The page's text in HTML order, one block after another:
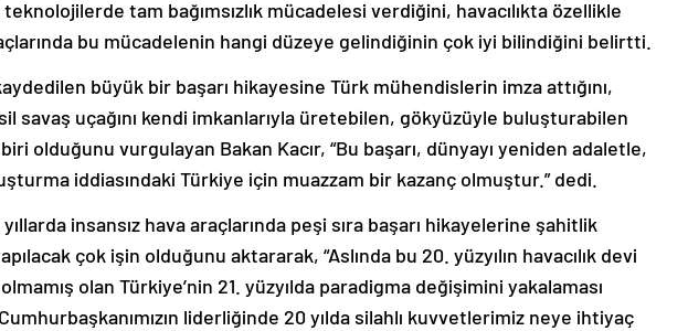
tam bağımsızlık mücadelesi verdiğini, havacılıkta özellikle
bu mücadelenin hangi düzeye gelindiğinin çok iyi bilindiğini belirtti.
büyük bir başarı hikayesine Türk mühendislerin imza attığını,
savaş uçağını kendi imkanlarıyla üretebilen, gökyüzüyle buluşturabilen
olduğunu vurgulayan Bakan Kacır, “Bu başarı, dünyayı yeniden adaletle,
iddiasındaki Türkiye için muazzam bir kazanç olmuştur.” dedi.
yıllarda insansız hava araçlarında peşi sıra başarı hikayelerine şahitlik
çok işin olduğunu aktararak, “Aslında bu 20. yüzyılın havacılık devi
olan Türkiye’nin 21. yüzyılda paradigma değişimini yakalaması
liderliğinde 20 yılda silahlı kuvvetlerimiz neye ihtiyaç